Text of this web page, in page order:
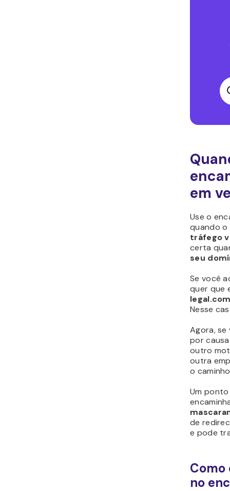
em
Use o
quando
tráfego
certa
seu
Se você
quer que
Nesse
Agora,
por
outro
outra
o
Um
de
e pode
Como
no